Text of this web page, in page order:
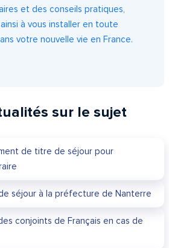
et des conseils pratiques,
à vous installer en toute
votre nouvelle vie en France.
sur le sujet
de titre de séjour pour
séjour à la préfecture de Nanterre
conjoints de Français en cas de